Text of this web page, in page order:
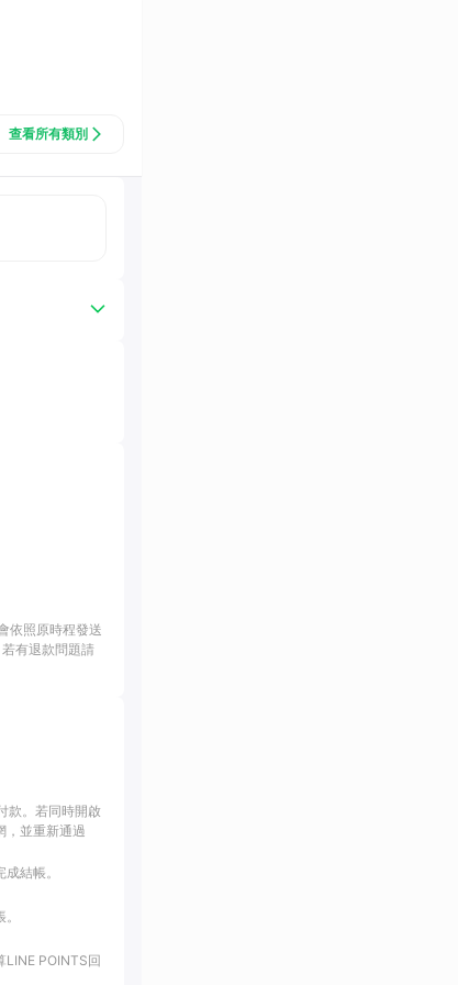
查看所有類別
依照原時程發送
有退款問題請
款。若同時開啟
，並重新通過
結帳。
LINE POINTS回